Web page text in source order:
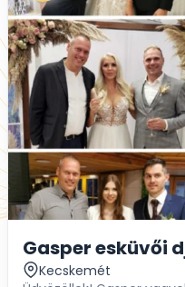
Gasper esküvői
Kecskemét